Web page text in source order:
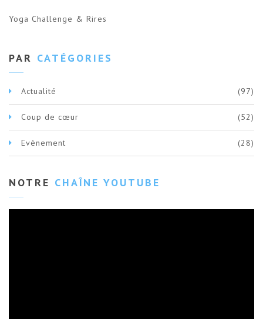
Yoga Challenge & Rires
PAR CATÉGORIES
Actualité (97)
Coup de cœur (52)
Evènement (28)
NOTRE CHAÎNE YOUTUBE